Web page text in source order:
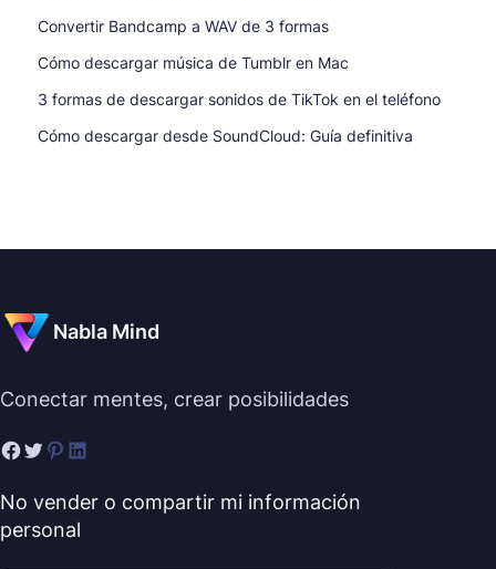
Convertir Bandcamp a WAV de 3 formas
Cómo descargar música de Tumblr en Mac
3 formas de descargar sonidos de TikTok en el teléfono
Cómo descargar desde SoundCloud: Guía definitiva
Nabla Mind
Conectar mentes, crear posibilidades
No vender o compartir mi información
personal